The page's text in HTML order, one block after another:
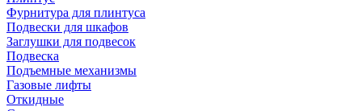
Фурнитура для плинтуса
Подвески для шкафов
Заглушки для подвесок
Подвеска
Подъемные механизмы
Газовые лифты
Откидные